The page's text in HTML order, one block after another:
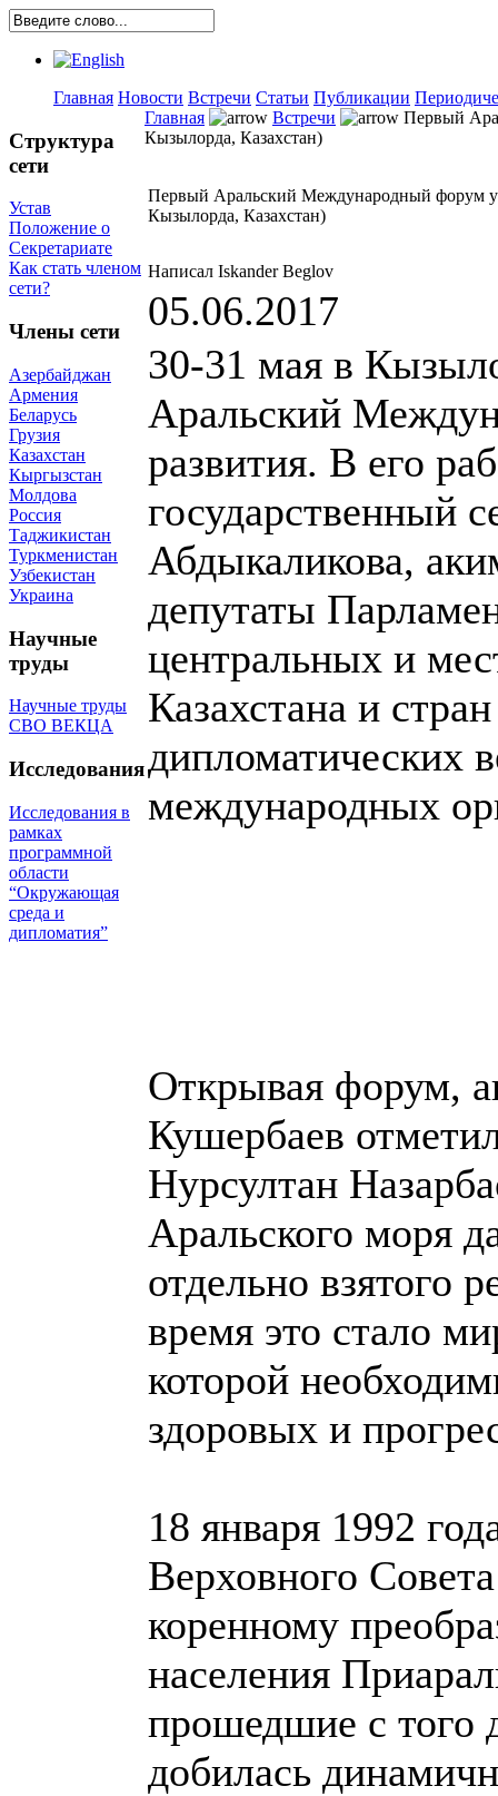
Главная Новости Встречи Статьи Публикации
Структура
сети
Устав
Положение о
Секретариате
Как стать членом
сети?
Члены сети
Азербайджан
Армения
Беларусь
Грузия
Казахстан
Кыргызстан
Молдова
Россия
Таджикистан
Туркменистан
Узбекистан
Украина
Научные
труды
Научные труды
СВО ВЕКЦА
Исследования
Исследования в
рамках
программной
области
“Окружающая
среда и
дипломатия”
Главная Встречи
Первый
Кызылорда, Казахстан)
Первый Аральский Международный форум
Кызылорда, Казахстан)
Написал Iskander Beglov
05.06.2017
30-31 мая в
Аральский
развития. В его
государственный
Абдыкаликова,
депутаты
центральных и
Казахстана и
дипломатических
международных
Открывая форум,
Кушербаев
Нурсултан
Аральского моря
отдельно взятого
время это стало
которой
здоровых и
18 января 1992
Верховного
коренному
населения
прошедшие с того
добилась